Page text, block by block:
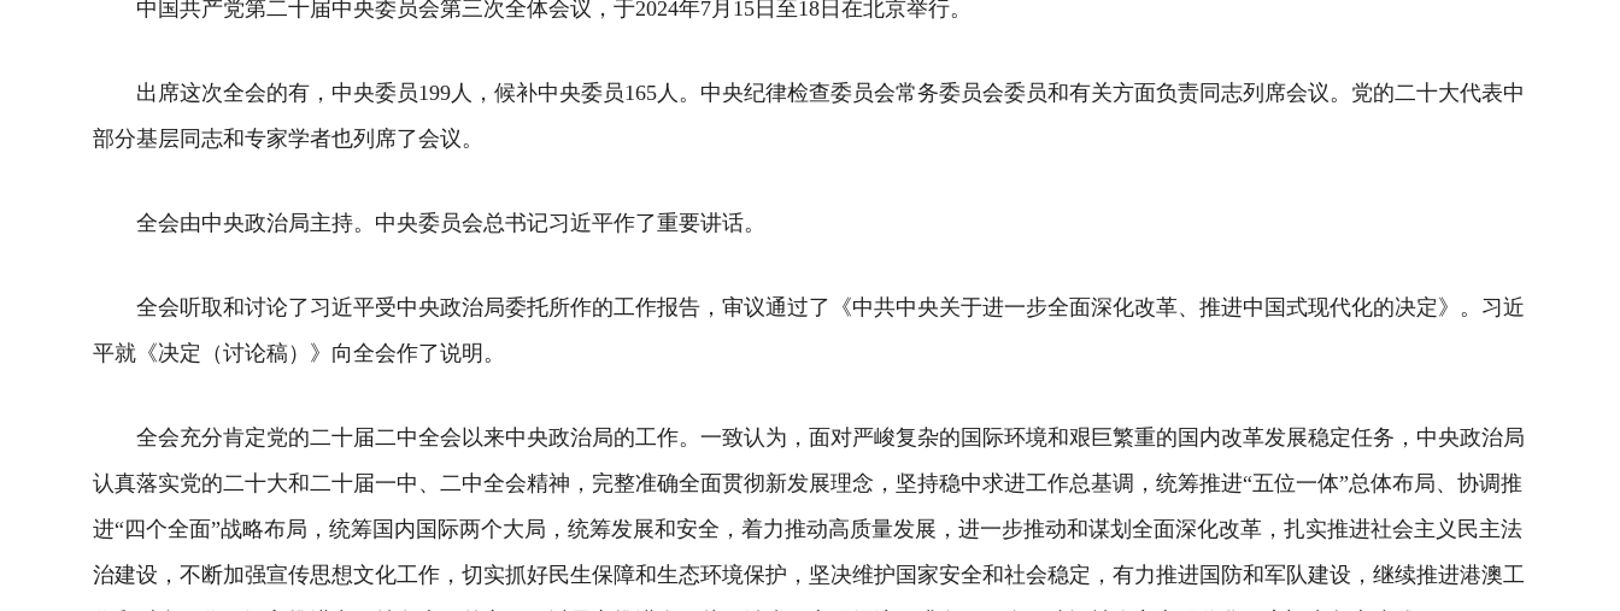
中国共产党第二十届中央委员会第三次全体会议，于2024年7月15日至18日在北京举行。
出席这次全会的有，中央委员199人，候补中央委员165人。中央纪律检查委员会常务委员会委员和有关方面负责同志列席会议。党的二十大代表中
部分基层同志和专家学者也列席了会议。
全会由中央政治局主持。中央委员会总书记习近平作了重要讲话。
全会听取和讨论了习近平受中央政治局委托所作的工作报告，审议通过了《中共中央关于进一步全面深化改革、推进中国式现代化的决定》。习近
平就《决定（讨论稿）》向全会作了说明。
全会充分肯定党的二十届二中全会以来中央政治局的工作。一致认为，面对严峻复杂的国际环境和艰巨繁重的国内改革发展稳定任务，中央政治局
认真落实党的二十大和二十届一中、二中全会精神，完整准确全面贯彻新发展理念，坚持稳中求进工作总基调，统筹推进“五位一体”总体布局、协调推
进“四个全面”战略布局，统筹国内国际两个大局，统筹发展和安全，着力推动高质量发展，进一步推动和谋划全面深化改革，扎实推进社会主义民主法
治建设，不断加强宣传思想文化工作，切实抓好民生保障和生态环境保护，坚决维护国家安全和社会稳定，有力推进国防和军队建设，继续推进港澳工